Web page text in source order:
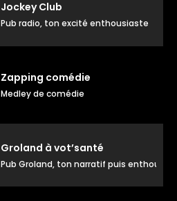
Jockey Club
Pub radio, ton excité enthousiaste
Zapping comédie
Medley de comédie
Groland à vot’santé
Pub Groland, ton narratif puis